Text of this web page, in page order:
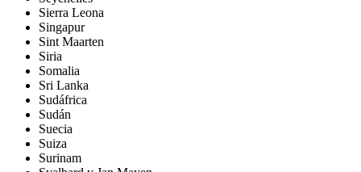
Sierra Leona
Singapur
Sint Maarten
Siria
Somalia
Sri Lanka
Sudáfrica
Sudán
Suecia
Suiza
Surinam